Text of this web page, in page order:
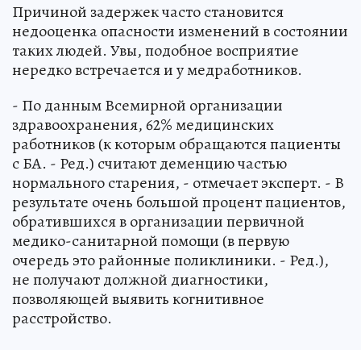
Причиной задержек часто становится
недооценка опасности изменений в состоянии
таких людей. Увы, подобное восприятие
нередко встречается и у медработников.
- По данным Всемирной организации
здравоохранения, 62% медицинских
работников (к которым обращаются пациенты
с БА. - Ред.) считают деменцию частью
нормального старения, - отмечает эксперт. - В
результате очень большой процент пациентов,
обратившихся в организации первичной
медико-санитарной помощи (в первую
очередь это районные поликлиники. - Ред.),
не получают должной диагностики,
позволяющей выявить когнитивное
расстройство.